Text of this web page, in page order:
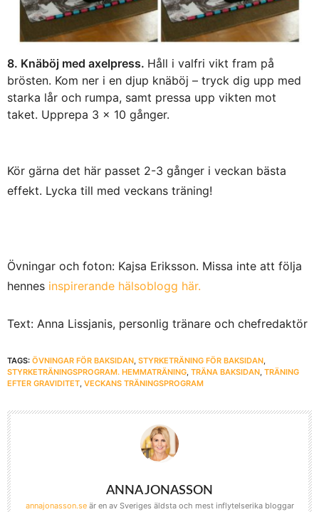
8. Knäböj med axelpress. Håll i valfri vikt fram på
brösten. Kom ner i en djup knäböj – tryck dig upp med
starka lår och rumpa, samt pressa upp vikten mot
taket. Upprepa 3 x 10 gånger.
Kör gärna det här passet 2-3 gånger i veckan bästa
effekt. Lycka till med veckans träning!
Övningar och foton: Kajsa Eriksson. Missa inte att följa
hennes inspirerande hälsoblogg här.
Text: Anna Lissjanis, personlig tränare och chefredaktör
TAGS: ÖVNINGAR FÖR BAKSIDAN STYRKETRÄNING FÖR BAKSIDAN
STYRKETRÄNINGSPROGRAM. HEMMATRÄNING TRÄNA BAKSIDAN TRÄNING
EFTER GRAVIDITET VECKANS TRÄNINGSPROGRAM
ANNA JONASSON
annajonasson.seär en av Sveriges äldsta och mest inflytelserika bloggar